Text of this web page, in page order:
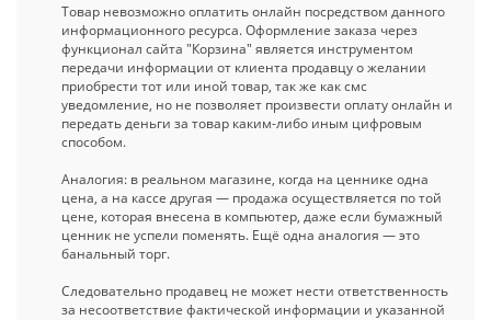
Товар невозможно оплатить онлайн посредством данного
информационного ресурса. Оформление заказа через
функционал сайта "Корзина" является инструментом
передачи информации от клиента продавцу о желании
приобрести тот или иной товар, так же как смс
уведомление, но не позволяет произвести оплату онлайн и
передать деньги за товар каким-либо иным цифровым
способом.
Аналогия: в реальном магазине, когда на ценнике одна
цена, а на кассе другая — продажа осуществляется по той
цене, которая внесена в компьютер, даже если бумажный
ценник не успели поменять. Ещё одна аналогия — это
банальный торг.
Следовательно продавец не может нести ответственность
за несоответствие фактической информации и указанной